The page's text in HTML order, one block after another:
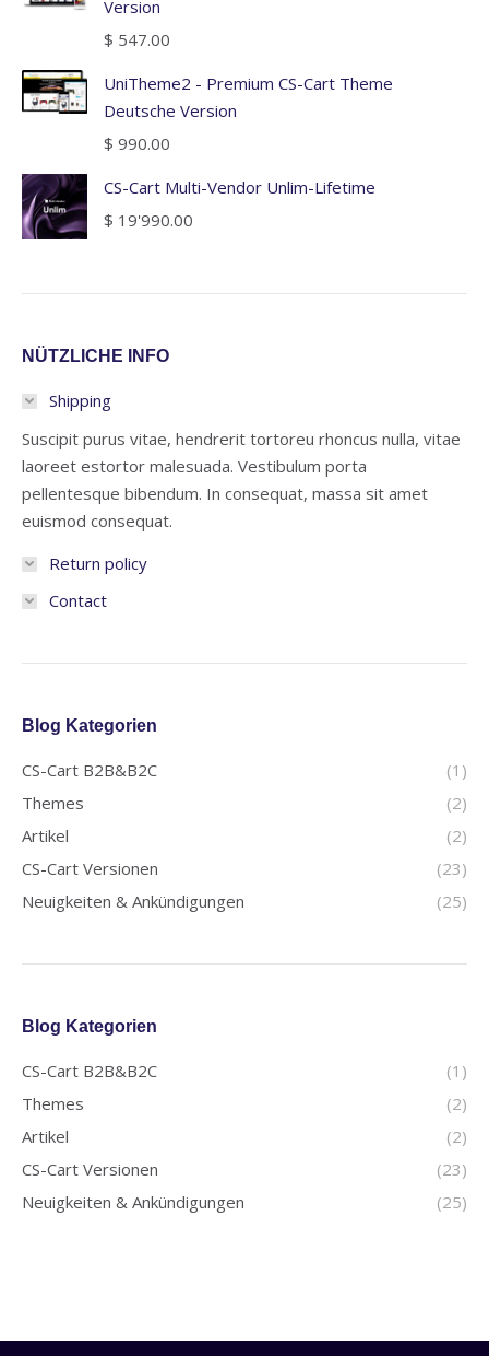
Version
$ 547.00
UniTheme2 - Premium CS-Cart Theme
Deutsche Version
$ 990.00
CS-Cart Multi-Vendor Unlim-Lifetime
$ 19'990.00
NÜTZLICHE INFO
Shipping
Suscipit purus vitae, hendrerit tortoreu rhoncus nulla, vitae
laoreet estortor malesuada. Vestibulum porta
pellentesque bibendum. In consequat, massa sit amet
euismod consequat.
Return policy
Contact
Blog Kategorien
CS-Cart B2B&B2C
(1)
Themes
(2)
Artikel
(2)
CS-Cart Versionen
(23)
Neuigkeiten & Ankündigungen
(25)
Blog Kategorien
CS-Cart B2B&B2C
(1)
Themes
(2)
Artikel
(2)
CS-Cart Versionen
(23)
Neuigkeiten & Ankündigungen
(25)